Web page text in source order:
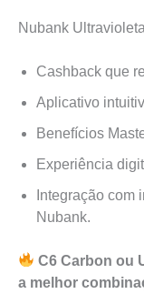
Nubank Ultravioleta
Cashback que
Aplicativo
Benefícios
Experiência
Integração com
Nubank.
C6 Carbon ou
a melhor